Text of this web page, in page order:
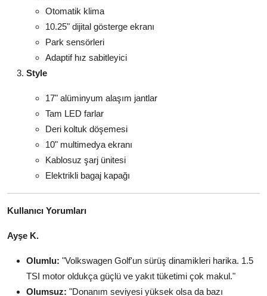
Otomatik klima
10.25" dijital gösterge ekranı
Park sensörleri
Adaptif hız sabitleyici
Style
17" alüminyum alaşım jantlar
Tam LED farlar
Deri koltuk döşemesi
10" multimedya ekranı
Kablosuz şarj ünitesi
Elektrikli bagaj kapağı
Kullanıcı Yorumları
Ayşe K.
Olumlu: "Volkswagen Golf'un sürüş dinamikleri harika. 1.5
TSI motor oldukça güçlü ve yakıt tüketimi çok makul."
Olumsuz: "Donanım seviyesi yüksek olsa da bazı